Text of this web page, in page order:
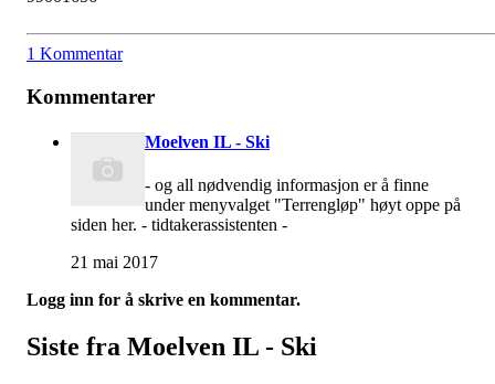
1 Kommentar
Kommentarer
Moelven IL - Ski
- og all nødvendig informasjon er å finne
under menyvalget "Terrengløp" høyt oppe på
siden her. - tidtakerassistenten -
21 mai 2017
Logg inn for å skrive en kommentar.
Siste fra Moelven IL - Ski